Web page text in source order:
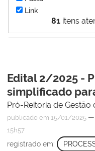
81itens
Link
Edital 2/2025 -
simplificado
Pró-Reitoria de
publicado em 15/01/2025 —
15h57
registrado em: